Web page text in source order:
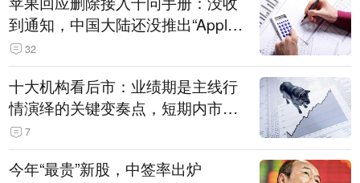
到通知，中国大陆还没推出“Apple
智能使用千问”功能
32
十大机构看后市：业绩期是主线行
情演绎的关键变奏点，短期内市场
或继续反弹，关注三条业绩主线
7
今年“最贵”新股，中签率出炉